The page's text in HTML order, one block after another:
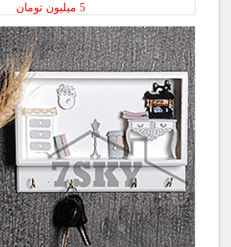
5 میلیون تومان